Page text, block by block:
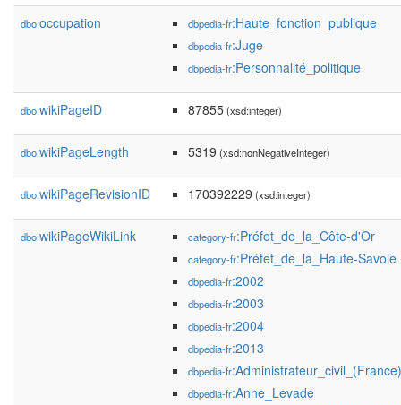
dbo:occupation dbpedia-fr:Haute_fonction_publique
dbpedia-fr:Juge
dbpedia-fr:Personnalité_politique
dbo:wikiPageID 87855(xsd:integer)
dbo:wikiPageLength 5319 (xsd:nonNegativeInteger)
dbo:wikiPageRevisionID 170392229 (xsd:integer)
dbo:wikiPageWikiLink category-fr:Préfet_de_la_Côte-d'Or
category-fr:Préfet_de_la_Haute-Savoie
dbpedia-fr:2002
dbpedia-fr:2003
dbpedia-fr:2004
dbpedia-fr:2013
dbpedia-fr:Administrateur_civil_(France)
dbpedia-fr:Anne_Levade